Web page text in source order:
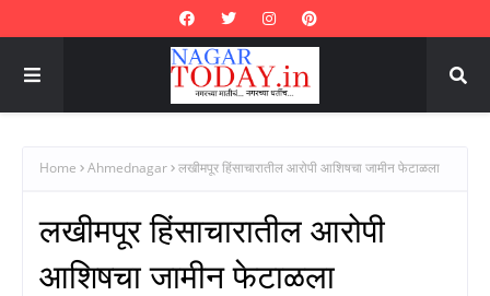
Home Ahmednagar लखीमपूर हिंसाचारातील आरोपी आशिषचा जामीन फेटाळला
लखीमपूर हिंसाचारातील आरोपी
आशिषचा जामीन फेटाळला